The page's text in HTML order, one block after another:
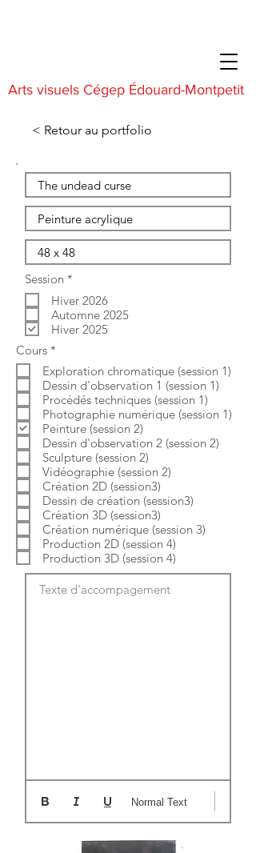
Arts visuels Cégep Édouard-Montpetit
< Retour au portfolio
Session *
l
i
g
a
i
r
e
Hiver 2026
Automne 2025
Hiver 2025
Cours *
l
i
g
a
t
o
i
r
e
Exploration chromatique (session 1)
Dessin d'observation 1 (session 1)
Procédés techniques (session 1)
Photographie numérique (session 1)
Peinture (session 2)
Dessin d'observation 2 (session 2)
Sculpture (session 2)
Vidéographie (session 2)
Création 2D (session3)
Dessin de création (session3)
Création 3D (session3)
Création numérique (session 3)
Production 2D (session 4)
Production 3D (session 4)
Texte d'accompagement
Normal Text